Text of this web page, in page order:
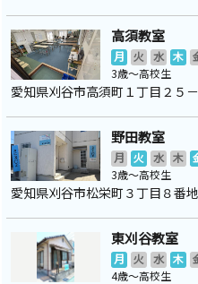
高須教室
月 火 水 木
3歳～高校生
愛知県刈谷市高須町１丁目２５
野田教室
月 火 水 木
3歳～高校生
愛知県刈谷市松栄町３丁目８番
東刈谷教室
月 火 水 木
4歳～高校生